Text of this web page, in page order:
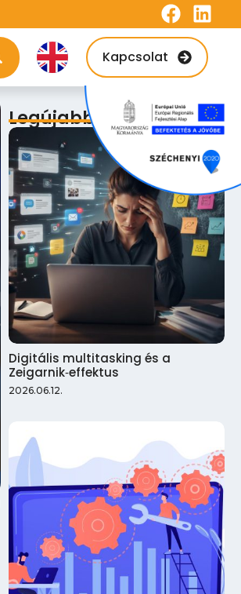
Kapcsolat
Legújabb bejegyzések
Digitális multitasking és a
Zeigarnik‑effektus
2026.06.12.